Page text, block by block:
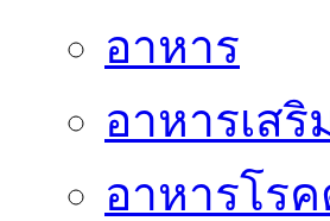
อาหาร
อาหารเสริ
อาหารโร